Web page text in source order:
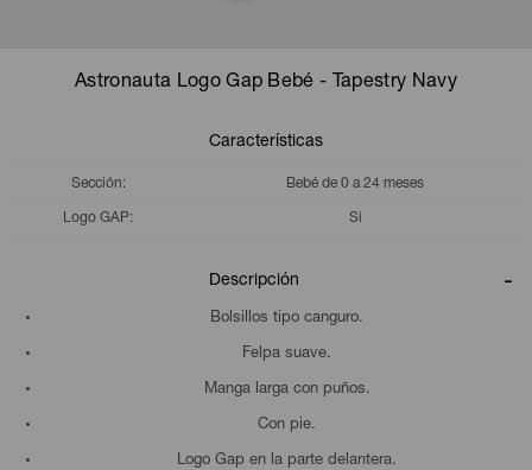
Astronauta Logo Gap Bebé - Tapestry Navy
Características
Sección Bebé de 0 a 24 meses
Logo GAP Si
Descripción
Bolsillos tipo canguro.
Felpa suave.
Manga larga con puños.
Con pie.
Logo Gap en la parte delantera.
Calzas